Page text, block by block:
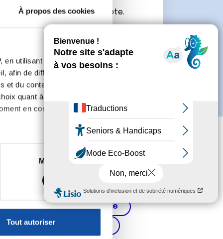
À propos des cookies
en utilisant des
afin de diffuser des
du contenu, ainsi que de
quant à l'utilisation de
en consultant la
à plusieurs mètres près
reportez-vous à lasection «
sur les cookies.
Marketing
Tout autoriser
ou de créer un compte.
Cancer de la prostate
de l'utérus, ovaires)